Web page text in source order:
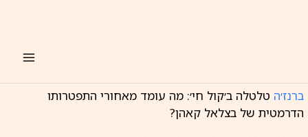
ברנז׳ה טלטלה ב׳קול חי׳: מה עומד מאחורי התפטרותו
הדרמטית של בצלאל קאהן?